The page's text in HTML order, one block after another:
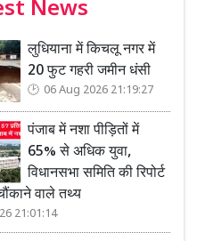
News
लुधियाना में किचलू नगर में
20 फुट गहरी जमीन धंसी
06 Aug 2026 21:19:27
पंजाब में नशा पीड़ितों में
65% से अधिक युवा,
विधानसभा समिति की रिपोर्ट
वाले तथ्य
21:01:14